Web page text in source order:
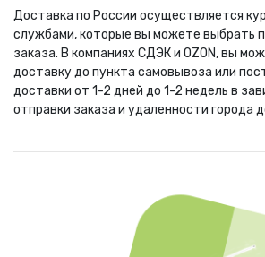
Доставка по России осуществляется
службами, которые вы можете выбрать
заказа. В компаниях СДЭК и OZON, вы
доставку до пункта самовывоза или
доставки от 1-2 дней до 1-2 недель в
отправки заказа и удаленности города